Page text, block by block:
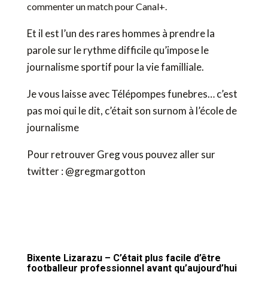
commenter un match pour Canal+.
Et il est l’un des rares hommes à prendre la
parole sur le rythme difficile qu’impose le
journalisme sportif pour la vie familliale.
Je vous laisse avec Télépompes funebres… c’est
pas moi qui le dit, c’était son surnom à l’école de
journalisme
Pour retrouver Greg vous pouvez aller sur
twitter :@gregmargotton
Bixente Lizarazu – C’était plus facile d’être
footballeur professionnel avant qu’aujourd’hui